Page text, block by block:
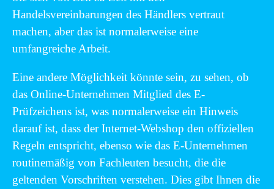
Handelsvereinbarungen des Händlers vertraut
machen, aber das ist normalerweise eine
umfangreiche Arbeit.
Eine andere Möglichkeit könnte sein, zu sehen, ob
das Online-Unternehmen Mitglied des E-
Prüfzeichens ist, was normalerweise ein Hinweis
darauf ist, dass der Internet-Webshop den offiziellen
Regeln entspricht, ebenso wie das E-Unternehmen
routinemäßig von Fachleuten besucht, die die
geltenden Vorschriften verstehen. Dies gibt Ihnen die